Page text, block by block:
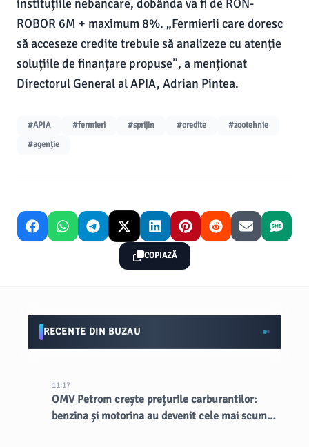
instituțiile nebancare, dobânda va fi de RON-
ROBOR 6M + maximum 8%. „Fermierii care doresc
să acceseze credite trebuie să analizeze cu atenție
soluțiile de finanțare propuse”, a menționat
Directorul General al APIA, Adrian Pintea.
#APIA #fermieri #sprijin #credite
#zootehnie
#agenție
COPIAZĂ
RECENTE DIN BUZAU
11:17
OMV Petrom crește prețurile carburantilor:
benzina și motorina au devenit cele mai scumpe